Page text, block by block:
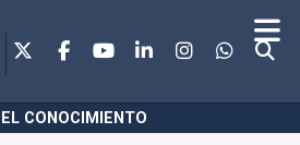
CONOCIMIENTO